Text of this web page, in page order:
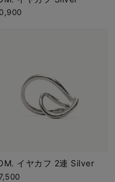
イヤカフ 2連 Silver